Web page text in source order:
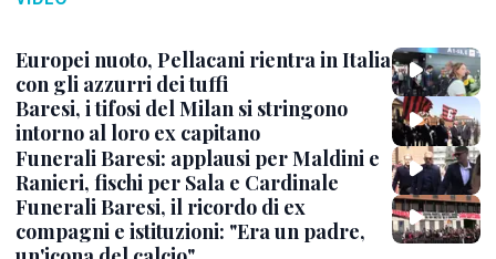
Europei nuoto, Pellacani rientra in Italia
con gli azzurri dei tuffi
Baresi, i tifosi del Milan si stringono
intorno al loro ex capitano
Funerali Baresi: applausi per Maldini e
Ranieri, fischi per Sala e Cardinale
Funerali Baresi, il ricordo di ex
compagni e istituzioni: "Era un padre,